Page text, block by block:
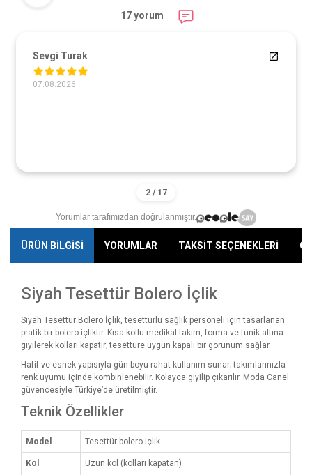
17 yorum
Sevgi Turak
07.08.2026
Yorumlar tarafımızdan doğrulanmıştır.
ÜRÜN BİLGİSİ YORUMLAR TAKSİT SEÇENEKLERİ
Siyah Tesettür Bolero İçlik
Siyah Tesettür Bolero İçlik, tesettürlü sağlık personeli için tasarlanan
pratik bir bolero içliktir. Kısa kollu medikal takım, forma ve tunik altına
giyilerek kolları kapatır; tesettüre uygun kapalı bir görünüm sağlar.
Hafif ve esnek yapısıyla gün boyu rahat kullanım sunar; takımlarınızla
renk uyumu içinde kombinlenebilir. Kolayca giyilip çıkarılır. Moda Canel
güvencesiyle Türkiye’de üretilmiştir.
Teknik Özellikler
Model Tesettür bolero içlik
Kol Uzun kol (kolları kapatan)